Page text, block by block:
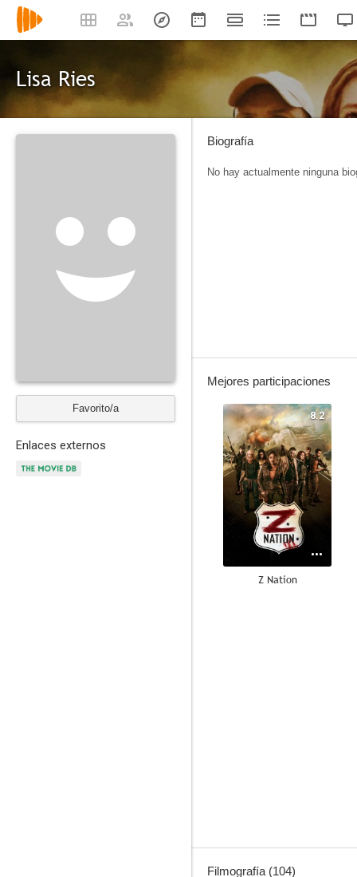
Lisa Ries
Favorito/a
Enlaces externos
Biografía
No hay actualmente ninguna
Mejores participaciones
8.2
Z Nation
Filmografía (104)